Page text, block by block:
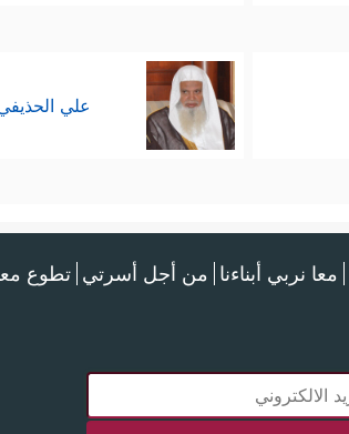
علي
معا نربي أبناءنا من أجل أسرتي تطوع